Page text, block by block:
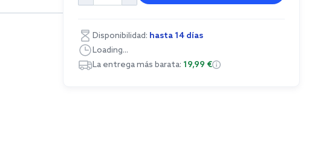
Disponibilidad: hasta 14 días
Loading...
La entrega más barata: 19,99 €